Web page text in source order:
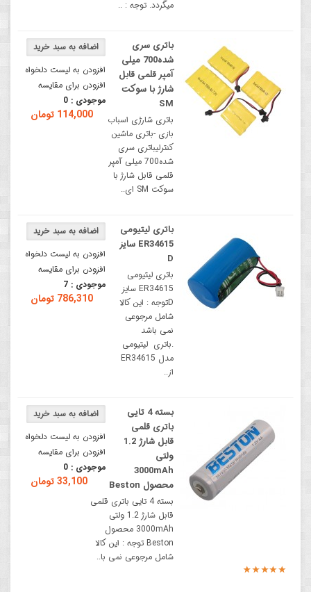
میگردد. توجه : ..
افزودن به لیست دلخواه
افزودن برای مقایسه
موجودی : 0
114,000 تومان
باتری سری
شده700 میلی
آمپر قلمی قابل
شارژ با سوکت
SM
باتری شارژی اسباب
بازی -باتری ماشین
کنترلیباتری سری
شده700 میلی آمپر
قلمی قابل شارژ با
سوکت SM ای..
افزودن به لیست دلخواه
افزودن برای مقایسه
موجودی : 7
786,310 تومان
باتری لیتیومی
ER34615 سایز
D
باتری لیتیومی
ER34615 سایز
Dتوجه : این کالا
شامل مرجوعی
نمی باشد
.باتری لیتیومی
مدل ER34615
از..
افزودن به لیست دلخواه
افزودن برای مقایسه
موجودی : 0
33,100 تومان
بسته 4 تایی
باتری قلمی
قابل شارژ 1.2
ولتی
3000mAh
محصول Beston
بسته 4 تایی باتری قلمی
قابل شارژ 1.2 ولتی
3000mAh محصول
Beston توجه : این کالا
شامل مرجوعی نمی با..